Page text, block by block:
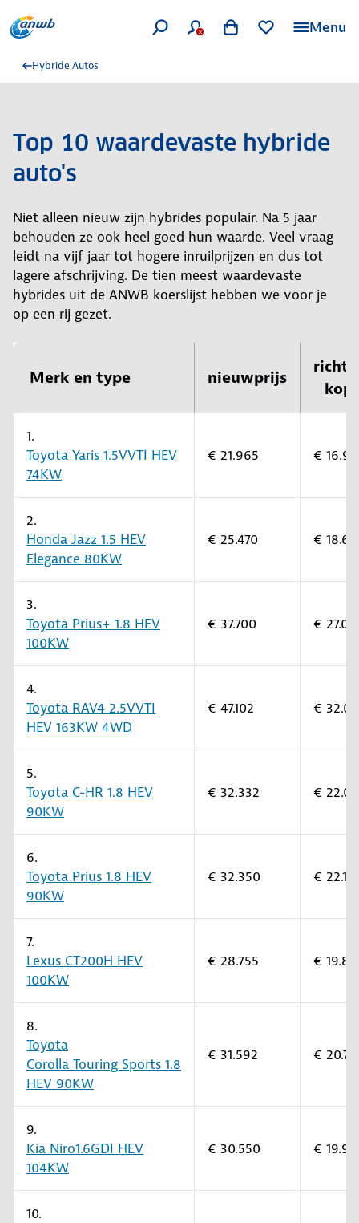
Menu
Hybride Autos
Top 10 waardevaste hybride
auto's
Niet alleen nieuw zijn hybrides populair. Na 5 jaar
behouden ze ook heel goed hun waarde. Veel vraag
leidt na vijf jaar tot hogere inruilprijzen en dus tot
lagere afschrijving. De tien meest waardevaste
hybrides uit de ANWB koerslijst hebben we voor je
op een rij gezet.
Merk en type nieuwprijs
1.
Toyota Yaris 1.5VVTI HEV
74KW
€ 21.965 €
2.
Honda Jazz 1.5 HEV
Elegance 80KW
€ 25.470 €
3.
Toyota Prius+ 1.8 HEV
100KW
€ 37.700 €
4.
Toyota RAV4 2.5VVTI
HEV 163KW 4WD
€ 47.102 €
5.
Toyota C-HR 1.8 HEV
90KW
€ 32.332 €
6.
Toyota Prius 1.8 HEV
90KW
€ 32.350 €
7.
Lexus CT200H HEV
100KW
€ 28.755 €
8.
Toyota
Corolla Touring Sports 1.8
HEV 90KW
€ 31.592 €
9.
Kia Niro1.6GDI HEV
104KW
€ 30.550 €
10.